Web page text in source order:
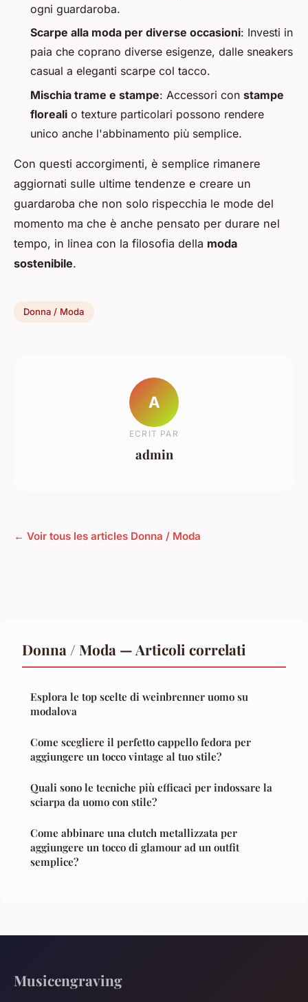
ogni guardaroba.
Scarpe alla moda per diverse occasioni: Investi in
paia che coprano diverse esigenze, dalle sneakers
casual a eleganti scarpe col tacco.
Mischia trame e stampe: Accessori con stampe
floreali o texture particolari possono rendere
unico anche l'abbinamento più semplice.
Con questi accorgimenti, è semplice rimanere
aggiornati sulle ultime tendenze e creare un
guardaroba che non solo rispecchia le mode del
momento ma che è anche pensato per durare nel
tempo, in linea con la filosofia della moda
sostenibile.
Donna / Moda
A
ECRIT PAR
admin
← Voir tous les articles Donna / Moda
Donna / Moda — Articoli correlati
Esplora le top scelte di weinbrenner uomo su
modalova
Come scegliere il perfetto cappello fedora per
aggiungere un tocco vintage al tuo stile?
Quali sono le tecniche più efficaci per indossare la
sciarpa da uomo con stile?
Come abbinare una clutch metallizzata per
aggiungere un tocco di glamour ad un outfit
semplice?
Musicengraving